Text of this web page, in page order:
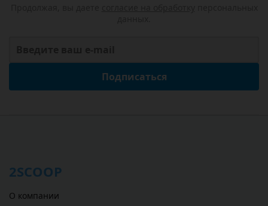
Подписаться
2SCOOP
О компании